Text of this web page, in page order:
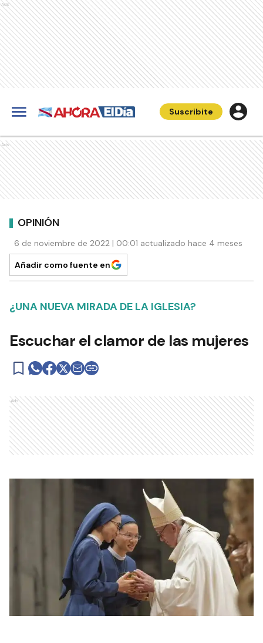
Ads
Suscribite
Ads
OPINIÓN
6 de noviembre de 2022 | 00:01 actualizado hace 4 meses
Añadir como fuente en
¿UNA NUEVA MIRADA DE LA IGLESIA?
Escuchar el clamor de las mujeres
Ads